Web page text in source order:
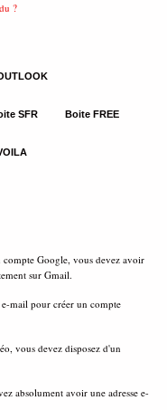
?
SFR Boite FREE
compte Google, vous devez avoir
sur Gmail.
mail pour créer un compte
vous devez disposez d'un
absolument avoir une adresse e-